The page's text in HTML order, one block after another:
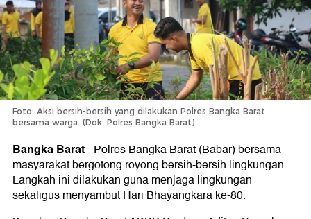
Foto: Aksi bersih-bersih yang dilakukan Polres Bangka Barat
bersama warga. (Dok. Polres Bangka Barat)
Bangka Barat-Polres Bangka Barat (Babar) bersama
masyarakat bergotong royong bersih-bersih lingkungan.
Langkah ini dilakukan guna menjaga lingkungan
sekaligus menyambut Hari Bhayangkara ke-80.